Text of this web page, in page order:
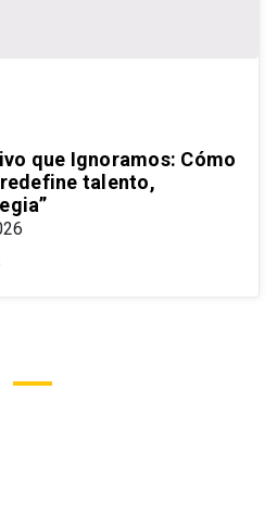
que Ignoramos: Cómo
talento,